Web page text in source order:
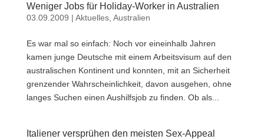
Weniger Jobs für Holiday-Worker in Australien
03.09.2009 | Aktuelles, Australien
Es war mal so einfach: Noch vor eineinhalb Jahren
kamen junge Deutsche mit einem Arbeitsvisum auf den
australischen Kontinent und konnten, mit an Sicherheit
grenzender Wahrscheinlichkeit, davon ausgehen, ohne
langes Suchen einen Aushilfsjob zu finden. Ob als...
Italiener versprühen den meisten Sex-Appeal